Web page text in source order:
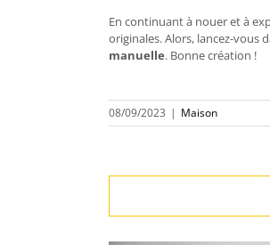
En continuant à nouer et à
originales. Alors, lancez-vous
manuelle. Bonne création !
08/09/2023 | Maison